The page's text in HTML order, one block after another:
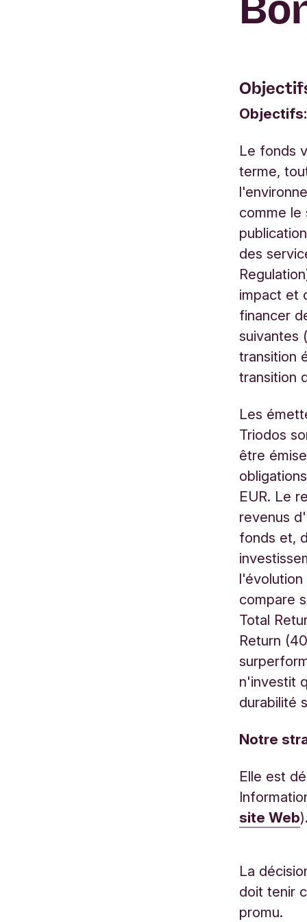
Objectifs:
Le fonds
terme,
comme le
des
impact et
financer
suivantes
transition
transition
Les
Triodos
être
EUR. Le
revenus
fonds et,
compare
Total
Return
n'investit
durabilité
​​​​​​​​​​​​​​Notre
Elle est
site Web
La
doit tenir
promu.